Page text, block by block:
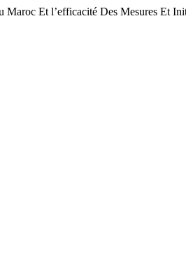
Et l’efficacité Des Mesures Et